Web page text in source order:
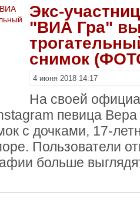
Экс-
"ВИА Гра"
снимок
4 июня 2018 14:17
На своей
певица
с дочками, 17-
Пользователи
больше